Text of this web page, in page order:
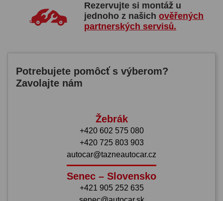
Rezervujte si montáž u
jednoho z našichověřených
partnerských servisů.
Potrebujete pomôcť s výberom?
Zavolajte nám
Žebrák
+420 602 575 080
+420 725 803 903
autocar@tazneautocar.cz
Senec – Slovensko
+421 905 252 635